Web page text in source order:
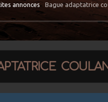
annonces Bague adaptatrice